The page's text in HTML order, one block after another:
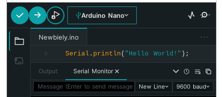
가
변
항
Arduino Nano
Newbiely.ino ···
8 Serial . println ( "Hello World!" );
Output Serial Monitor
Message (Enter to send message to 'Arduino Nano' on 'COM15')
New Line 9600 baud